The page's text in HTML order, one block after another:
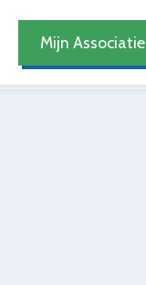
Mijn Associatie